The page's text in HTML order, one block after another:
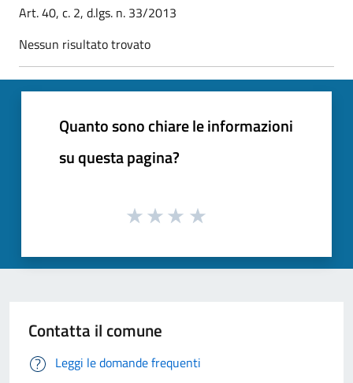
Art. 40, c. 2, d.lgs. n. 33/2013
Nessun risultato trovato
Quanto sono chiare le informazioni
su questa pagina?
Contatta il comune
Leggi le domande frequenti